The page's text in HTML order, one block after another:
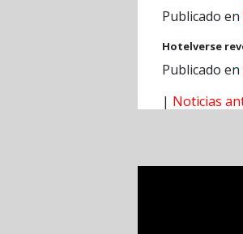
Publicado en
Hotelverse
Publicado en
| Noticias